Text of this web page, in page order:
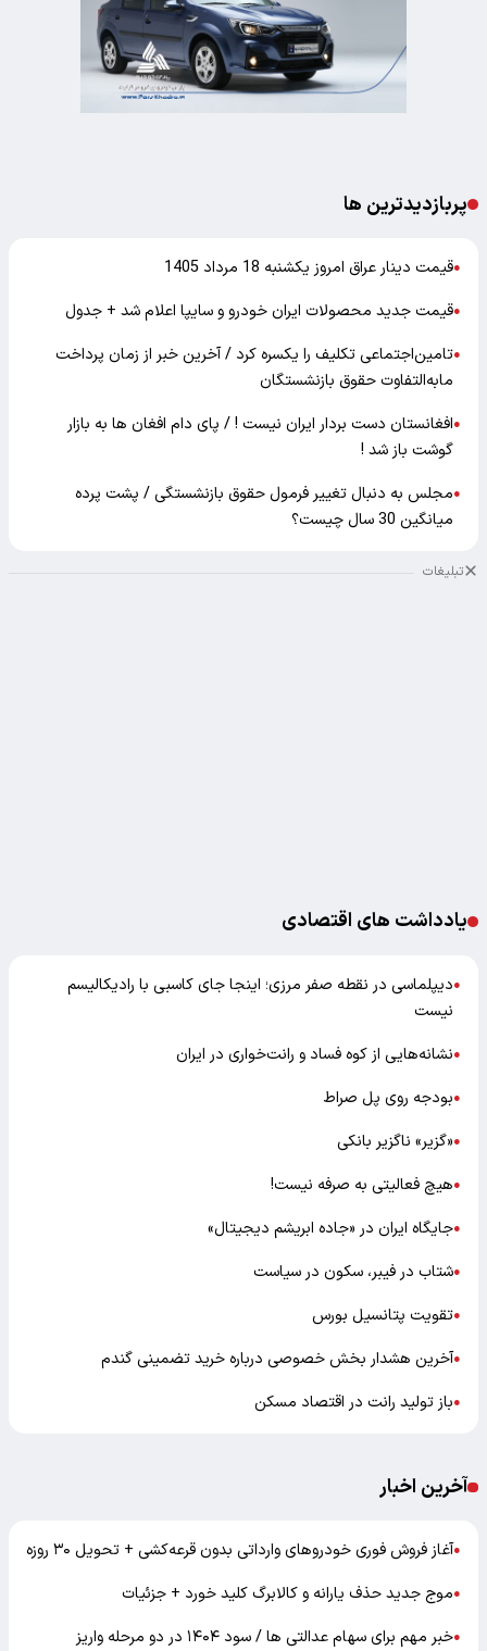
پربازدیدترین ها
●قیمت دینار عراق امروز یکشنبه 18 مرداد 1405
●قیمت جدید محصولات ایران خودرو و سایپا اعلام شد + جدول
●تامین‌اجتماعی تکلیف را یکسره کرد / آخرین خبر از زمان پرداخت
مابه‌التفاوت حقوق بازنشستگان
●افغانستان دست بردار ایران نیست ! / پای دام افغان ها به بازار
گوشت باز شد !
●مجلس به دنبال تغییر فرمول حقوق بازنشستگی / پشت پرده
میانگین 30 سال چیست؟
تبلیغات
یادداشت های اقتصادی
●دیپلماسی در نقطه صفر مرزی؛ اینجا جای کاسبی با رادیکالیسم
نیست
●نشانه‌هایی از کوه فساد و رانت‌خواری در ایران
●بودجه روی پل صراط
●«گزیر» ناگزیر بانکی
●هیچ فعالیتی به صرفه نیست!
●جایگاه ایران در «جاده ابریشم دیجیتال»
●شتاب در فیبر، سکون در سیاست
●تقویت پتانسیل بورس
●آخرین هشدار بخش خصوصی درباره خرید تضمینی گندم
●باز تولید رانت در اقتصاد مسکن
آخرین اخبار
●آغاز فروش فوری خودروهای وارداتی بدون قرعه‌کشی + تحویل ۳۰ روزه
●موج جدید حذف یارانه و کالابرگ کلید خورد + جزئیات
●
خبر مهم برای سهام عدالتی ها / سود ۱۴۰۴ در دو مرحله واریز